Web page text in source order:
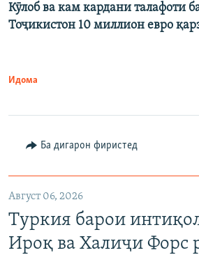
Кӯлоб ва кам кардани талафоти
Тоҷикистон 10 миллион евро
Идома
Ба дигарон фиристед
Август 06, 2026
Туркия барои
Ироқ ва Халиҷи Форс